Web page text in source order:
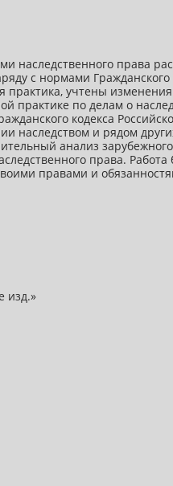
наследственного права
с нормами
практика, учтены
практике по делам о
кодекса
наследством и рядом
анализ
права.
правами и
изд.»